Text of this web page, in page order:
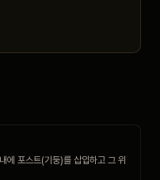
에 포스트(기둥)를 삽입하고 그 위